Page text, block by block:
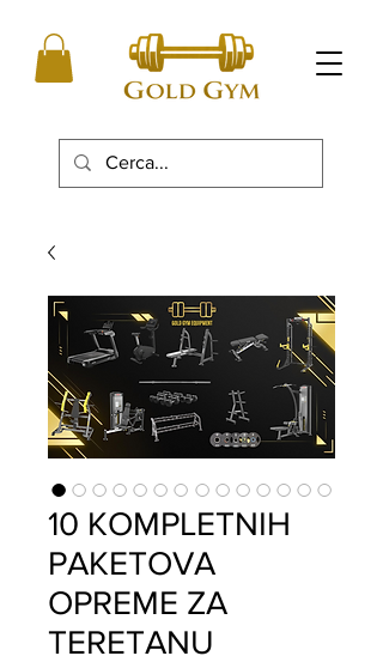
10 KOMPLETNIH
PAKETOVA
OPREME ZA
TERETANU